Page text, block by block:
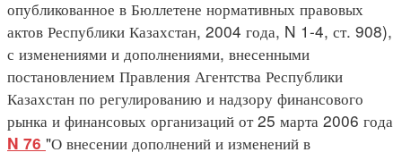
опубликованное в Бюллетене нормативных правовых
актов Республики Казахстан, 2004 года, N 1-4, ст. 908),
с изменениями и дополнениями, внесенными
постановлением Правления Агентства Республики
Казахстан по регулированию и надзору финансового
рынка и финансовых организаций от 25 марта 2006 года
N 76 "О внесении дополнений и изменений в